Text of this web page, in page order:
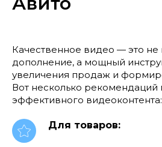
Качественное видео — это не
дополнение, а мощный
увеличения продаж и
Вот несколько рекомендаций
эффективного видеоконтента:
Для товаров: